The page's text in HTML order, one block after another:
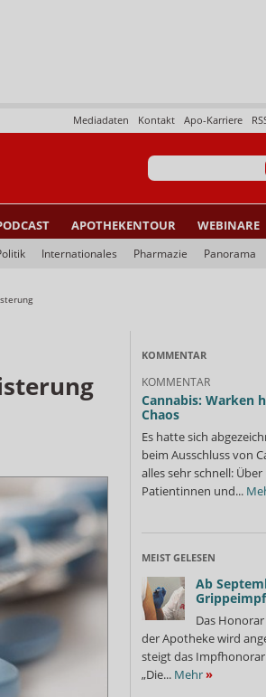
Apo-Karriere
Kontakt
Mediadaten
APOTHEKENTOUR WEBINARE
Internationales Pharmazie Panorama
KOMMENTAR
KOMMENTAR
Cannabis: Warken
Chaos
Es hatte sich
beim Ausschluss von
alles sehr schnell:
Patientinnen und...
MEIST GELESEN
Ab
Das
der Apotheke wird
steigt das
„Die... Mehr»